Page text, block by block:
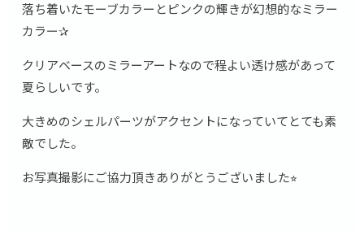
落ち着いたモーブカラーとピンクの輝きが幻想的なミラー
カラー✰
クリアベースのミラーアートなので程よい透け感があって
夏らしいです。
大きめのシェルパーツがアクセントになっていてとても素
敵でした。
お写真撮影にご協力頂きありがとうございました⭐︎